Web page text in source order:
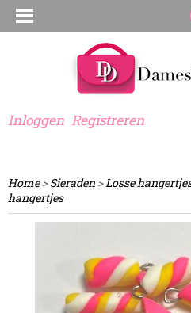
Inloggen Registreren
Home>Sieraden >Losse
hangertjes